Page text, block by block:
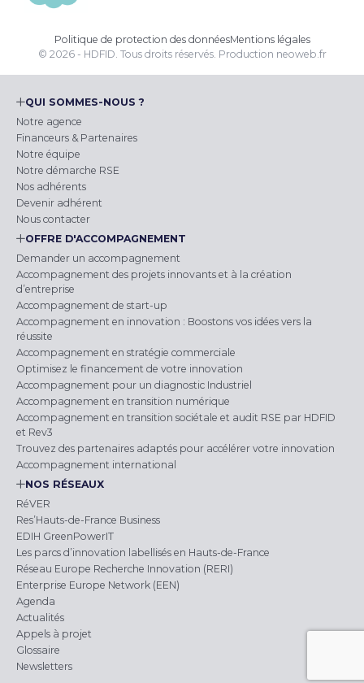
Politique de protection des donnéesMentions légales
© 2026 - HDFID. Tous droits réservés. Production neoweb.fr
QUI SOMMES-NOUS ?
Notre agence
Financeurs & Partenaires
Notre équipe
Notre démarche RSE
Nos adhérents
Devenir adhérent
Nous contacter
OFFRE D'ACCOMPAGNEMENT
Demander un accompagnement
Accompagnement des projets innovants et à la création
d’entreprise
Accompagnement de start-up
Accompagnement en innovation : Boostons vos idées vers la
réussite
Accompagnement en stratégie commerciale
Optimisez le financement de votre innovation
Accompagnement pour un diagnostic Industriel
Accompagnement en transition numérique
Accompagnement en transition sociétale et audit RSE par HDFID
et Rev3
Trouvez des partenaires adaptés pour accélérer votre innovation
Accompagnement international
NOS RÉSEAUX
RéVER
Res’Hauts-de-France Business
EDIH GreenPowerIT
Les parcs d’innovation labellisés en Hauts-de-France
Réseau Europe Recherche Innovation (RERI)
Enterprise Europe Network (EEN)
Agenda
Actualités
Appels à projet
Glossaire
Newsletters